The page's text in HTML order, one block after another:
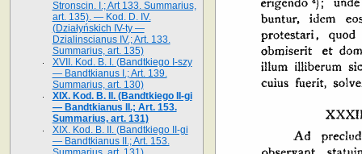
Stronscin. I.; Art 133. Summarius,
art. 135). — Kod. D. IV.
(Działyńskich IV-ty —
Dzialinscianus IV.; Art. 133.
Summarius, art. 135)
XVII. Kod. B. I. (Bandtkiego I-szy
— Bandtkianus I.; Art. 139.
Summarius, art. 130)
XIX. Kod. B. II. (Bandtkiego II-gi
— Bandtkianus II.; Art. 153.
Summarius, art. 131)
XIX. Kod. B. II. (Bandtkiego II-gi
— Bandtkianus II.; Art. 153.